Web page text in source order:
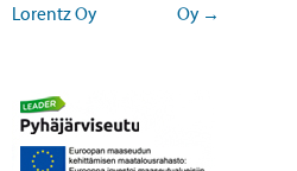
Post navigation
Lorentz Oy
Oy →